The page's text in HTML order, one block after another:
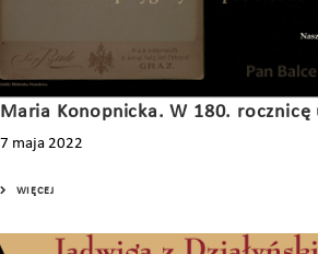
Maria Konopnicka. W 180. rocznicę
7 maja 2022
WIĘCEJ